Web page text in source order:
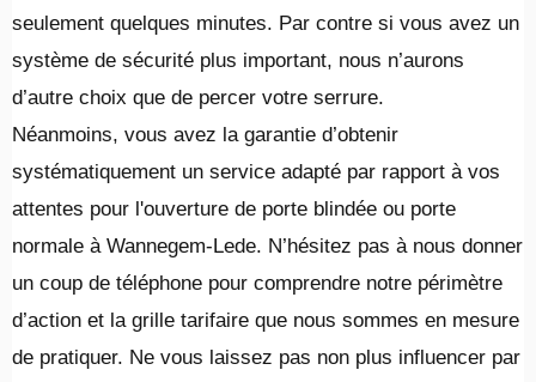
seulement quelques minutes. Par contre si vous avez un
système de sécurité plus important, nous n’aurons
d’autre choix que de percer votre serrure.
Néanmoins, vous avez la garantie d’obtenir
systématiquement un service adapté par rapport à vos
attentes pour l'ouverture de porte blindée ou porte
normale à Wannegem-Lede. N’hésitez pas à nous donner
un coup de téléphone pour comprendre notre périmètre
d’action et la grille tarifaire que nous sommes en mesure
de pratiquer. Ne vous laissez pas non plus influencer par